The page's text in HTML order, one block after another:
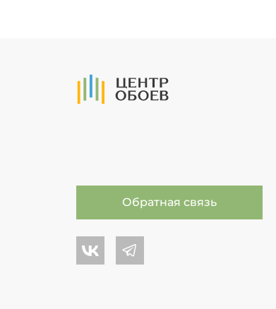
На Главную
Обратная связь
Центр обоев во Вконтакте
Центр обоев в Телеграме